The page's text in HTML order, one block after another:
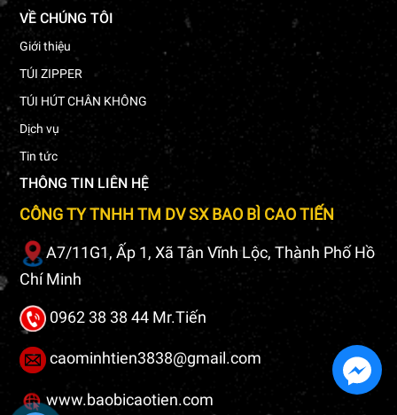
VỀ CHÚNG TÔI
Giới thiệu
TÚI ZIPPER
TÚI HÚT CHÂN KHÔNG
Dịch vụ
Tin tức
THÔNG TIN LIÊN HỆ
CÔNG TY TNHH TM DV SX BAO BÌ CAO TIẾN
A7/11G1, Ấp 1, Xã Tân Vĩnh Lộc, Thành Phố Hồ
Chí Minh
0962 38 38 44 Mr.Tiến
caominhtien3838@gmail.com
www.baobicaotien.com